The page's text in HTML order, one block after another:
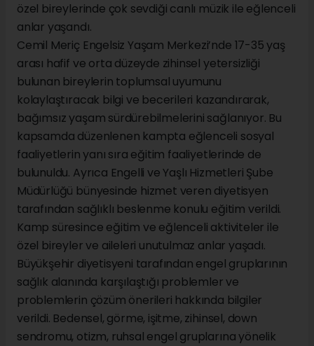
özel bireylerinde çok sevdiği canlı müzik ile eğlenceli
anlar yaşandı.
Cemil Meriç Engelsiz Yaşam Merkezi’nde 17-35 yaş
arası hafif ve orta düzeyde zihinsel yetersizliği
bulunan bireylerin toplumsal uyumunu
kolaylaştıracak bilgi ve becerileri kazandırarak,
bağımsız yaşam sürdürebilmelerini sağlanıyor. Bu
kapsamda düzenlenen kampta eğlenceli sosyal
faaliyetlerin yanı sıra eğitim faaliyetlerinde de
bulunuldu. Ayrıca Engelli ve Yaşlı Hizmetleri Şube
Müdürlüğü bünyesinde hizmet veren diyetisyen
tarafından sağlıklı beslenme konulu eğitim verildi.
Kamp süresince eğitim ve eğlenceli aktiviteler ile
özel bireyler ve aileleri unutulmaz anlar yaşadı.
Büyükşehir diyetisyeni tarafından engel gruplarının
sağlık alanında karşılaştığı problemler ve
problemlerin çözüm önerileri hakkında bilgiler
verildi. Bedensel, görme, işitme, zihinsel, down
sendromu, otizm, ruhsal engel gruplarına yönelik